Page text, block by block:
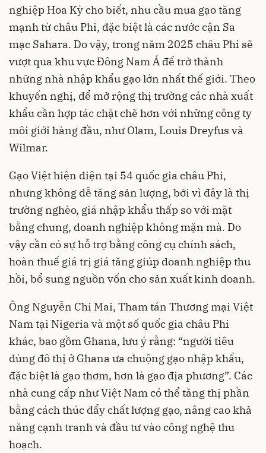
nghiệp Hoa Kỳ cho biết, nhu cầu mua gạo tăng
mạnh từ châu Phi, đặc biệt là các nước cận Sa
mạc Sahara. Do vậy, trong năm 2025 châu Phi sẽ
vượt qua khu vực Đông Nam Á để trở thành
những nhà nhập khẩu gạo lớn nhất thế giới. Theo
khuyến nghị, để mở rộng thị trường các nhà xuất
khẩu cần hợp tác chặt chẽ hơn với những công ty
môi giới hàng đầu, như Olam, Louis Dreyfus và
Wilmar.
Gạo Việt hiện diện tại 54 quốc gia châu Phi,
nhưng không dễ tăng sản lượng, bởi vì đây là thị
trường nghèo, giá nhập khẩu thấp so với mặt
bằng chung, doanh nghiệp không mặn mà. Do
vậy cần có sự hỗ trợ bằng công cụ chính sách,
hoàn thuế giá trị giá tăng giúp doanh nghiệp thu
hồi, bổ sung nguồn vốn cho sản xuất kinh doanh.
Ông Nguyễn Chi Mai, Tham tán Thương mại Việt
Nam tại Nigeria và một số quốc gia châu Phi
khác, bao gồm Ghana, lưu ý rằng: “người tiêu
dùng đô thị ở Ghana ưa chuộng gạo nhập khẩu,
đặc biệt là gạo thơm, hơn là gạo địa phương”. Các
nhà cung cấp như Việt Nam có thể tăng thị phần
bằng cách thúc đẩy chất lượng gạo, nâng cao khả
năng cạnh tranh và đầu tư vào công nghệ thu
hoạch.